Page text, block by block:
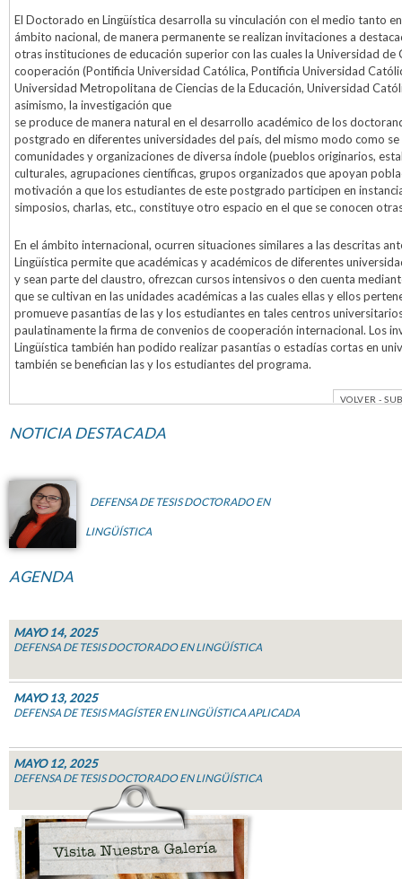
El Doctorado en Lingüística desarrolla su vinculación con el medio tanto
ámbito nacional, de manera permanente se realizan invitaciones a
otras instituciones de educación superior con las cuales la Universidad
cooperación (Pontificia Universidad Católica, Pontificia Universidad
Universidad Metropolitana de Ciencias de la Educación, Universidad
asimismo, la investigación que
se produce de manera natural en el desarrollo académico de los
postgrado en diferentes universidades del país, del mismo modo como
comunidades y organizaciones de diversa índole (pueblos originarios,
culturales, agrupaciones científicas, grupos organizados que apoyan
motivación a que los estudiantes de este postgrado participen en
simposios, charlas, etc., constituye otro espacio en el que se conocen
En el ámbito internacional, ocurren situaciones similares a las descritas
Lingüística permite que académicas y académicos de diferentes
y sean parte del claustro, ofrezcan cursos intensivos o den cuenta
que se cultivan en las unidades académicas a las cuales ellas y ellos
promueve pasantías de las y los estudiantes en tales centros
paulatinamente la firma de convenios de cooperación internacional. Los
Lingüística también han podido realizar pasantías o estadías cortas en
también se benefician las y los estudiantes del programa.
VOLVER -
NOTICIA DESTACADA
DEFENSA DE TESIS DOCTORADO EN
LINGÜÍSTICA
AGENDA
MAYO 14, 2025
DEFENSA DE TESIS DOCTORADO EN LINGÜÍSTICA
MAYO 13, 2025
DEFENSA DE TESIS MAGÍSTER EN LINGÜÍSTICA APLICADA
MAYO 12, 2025
DEFENSA DE TESIS DOCTORADO EN LINGÜÍSTICA